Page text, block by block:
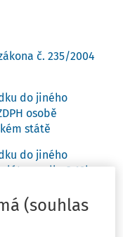
č. 235/2004
do jiného
osobě
státě
do jiného
dle § 19b
z jiného
osobou nebo
(souhlas